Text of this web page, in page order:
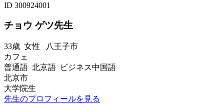
ID 300924001
チョウ ゲツ先生
33歳 女性 八王子市
カフェ
普通語 北京語 ビジネス中国語
北京市
大学院生
先生のプロフィールを見る